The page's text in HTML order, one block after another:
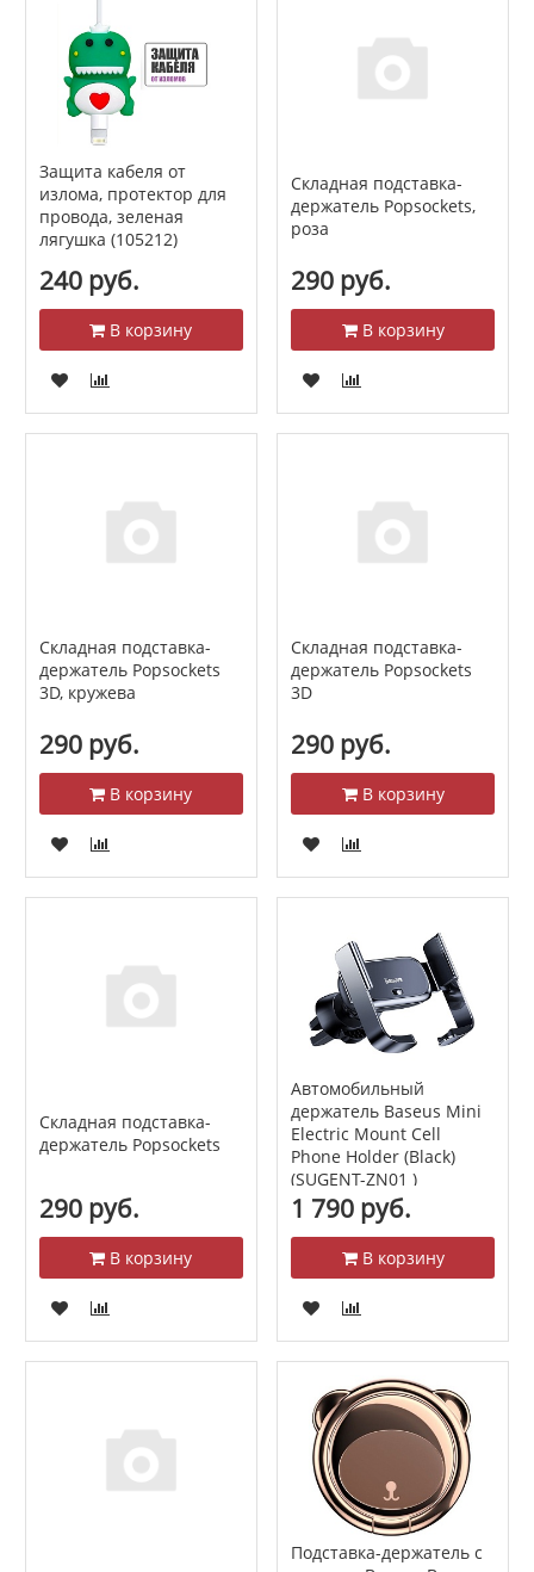
Защита кабеля от
излома, протектор для
провода, зеленая
лягушка (105212)
240 руб.
В корзину
Складная подставка-
держатель Popsockets,
роза
290 руб.
В корзину
Складная подставка-
держатель Popsockets
3D, кружева
290 руб.
В корзину
Складная подставка-
держатель Popsockets
3D
290 руб.
В корзину
Складная подставка-
держатель Popsockets
290 руб.
В корзину
Автомобильный
держатель Baseus Mini
Electric Mount Cell
Phone Holder (Black)
(SUGENT-ZN01 )
1 790 руб.
В корзину
Подставка-держатель с